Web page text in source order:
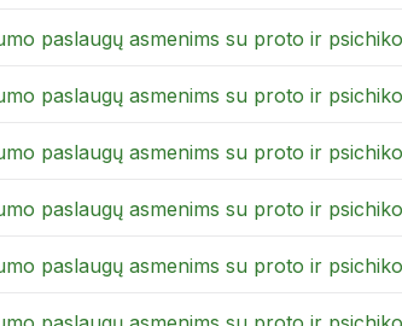
paslaugų asmenims su proto ir
paslaugų asmenims su proto ir
paslaugų asmenims su proto ir
paslaugų asmenims su proto ir
paslaugų asmenims su proto ir